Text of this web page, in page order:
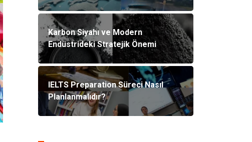
Karbon Siyahı ve Modern
Endüstrideki Stratejik Önemi
IELTS Preparation Süreci Nasıl
Planlanmalıdır?